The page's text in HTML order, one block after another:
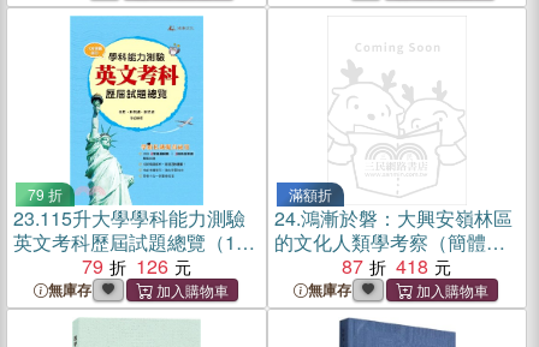
79 折
23.115升大學學科能力測驗
英文考科歷屆試題總覽（108
79 126
無庫存
滿額折
24.鴻漸於磐：大興安嶺林區
的文化人類學考察（簡體
87 418
無庫存